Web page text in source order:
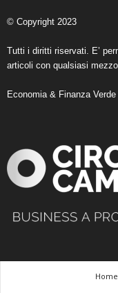
© Copyright 2023
Tutti i diritti riservati. E’
articoli con qualsiasi
Economia & Finanza
Home